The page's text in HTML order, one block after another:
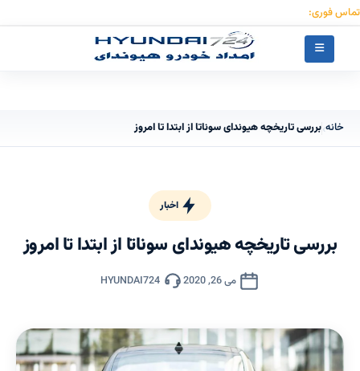
تماس فوری:
خانه›بررسی تاریخچه هیوندای سوناتا از ابتدا تا امروز
اخبار
بررسی تاریخچه هیوندای سوناتا از ابتدا تا امروز
می 26, 2020